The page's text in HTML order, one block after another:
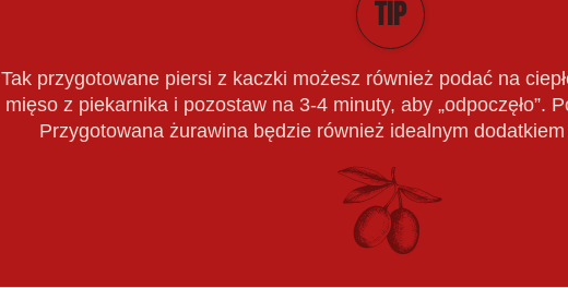
TIP
Tak przygotowane piersi z kaczki możesz również podać na
mięso z piekarnika i pozostaw na 3-4 minuty, aby „odpoczęło”.
Przygotowana żurawina będzie również idealnym dodatkiem